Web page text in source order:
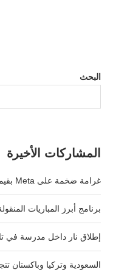
البحث
المشاركات الأخيرة
غرامة ضخمة على Meta بقيمة 567 مليون دولار بسبب حماية القاصرين
برنامج أبرز المباريات المنقولة
إطلاق نار داخل مدرسة في تايلاند يخلّف
السعودية وتركيا وباكستان